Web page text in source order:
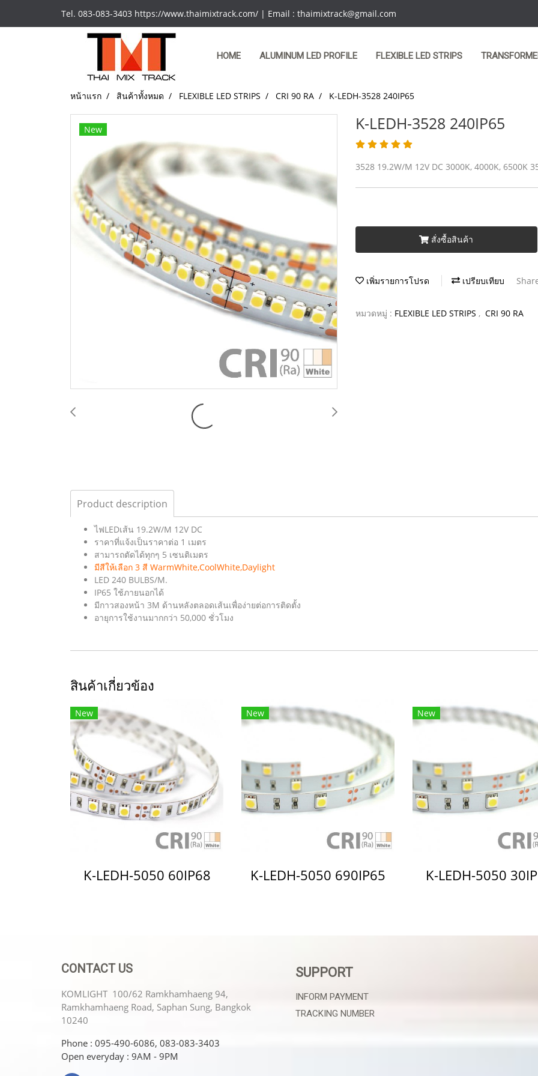
Tel. 083-083-3403 https://www.thaimixtrack.com/ | Email : thaimixtrack@gmail.com
HOME ALUMINUM LED PROFILE FLEXIBLE LED STRIPS
หน้าแรก สินค้าทั้งหมด FLEXIBLE LED STRIPS CRI 90 RA K-LEDH-3528 240IP65
New K-LEDH-3528 240IP65
3528 19.2W/M 12V DC 3000K, 4000K, 6500K
สั่งซื้อสินค้า
เพิ่มรายการโปรด เปรียบเทียบ
หมวดหมู่ : FLEXIBLE LED STRIPS , CRI 90 RA
Product description
ไฟLEDเส้น 19.2W/M 12V DC
ราคาที่แจ้งเป็นราคาต่อ 1 เมตร
สามารถตัดได้ทุกๆ 5 เซนติเมตร
มีสีให้เลือก 3 สี WarmWhite,CoolWhite,Daylight
LED 240 BULBS/M.
IP65 ใช้ภายนอกได้
มีกาวสองหน้า 3M ด้านหลังตลอดเส้นเพื่อง่ายต่อการติดตั้ง
อายุการใช้งานมากกว่า 50,000 ชั่วโมง
สินค้าเกี่ยวข้อง
New
K-LEDH-5050 60IP68
New
K-LEDH-5050 690IP65
New
K-LEDH-5050
CONTACT US
KOMLIGHT 100/62 Ramkhamhaeng 94,
Ramkhamhaeng Road, Saphan Sung, Bangkok
10240
Phone : 095-490-6086, 083-083-3403
Open everyday : 9AM - 9PM
SUPPORT
INFORM PAYMENT
TRACKING NUMBER